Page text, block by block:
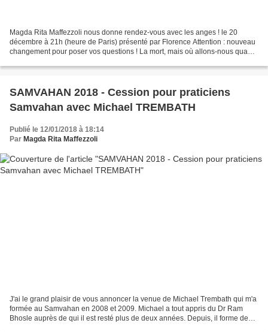
Magda Rita Maffezzoli nous donne rendez-vous avec les anges ! le 20
décembre à 21h (heure de Paris) présenté par Florence Attention : nouveau
changement pour poser vos questions ! La mort, mais où allons-nous quand
SAMVAHAN 2018 - Cession pour praticiens
Samvahan avec Michael TREMBATH
Publié le 12/01/2018 à 18:14
Par Magda Rita Maffezzoli
J'ai le grand plaisir de vous annoncer la venue de Michael Trembath qui m'a
formée au Samvahan en 2008 et 2009. Michael a tout appris du Dr Ram
Bhosle auprès de qui il est resté plus de deux années. Depuis, il forme des